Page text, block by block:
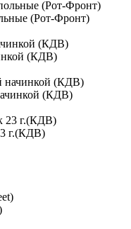
(Рот-Фронт)
(КДВ)
(КДВ)
г.(КДВ)